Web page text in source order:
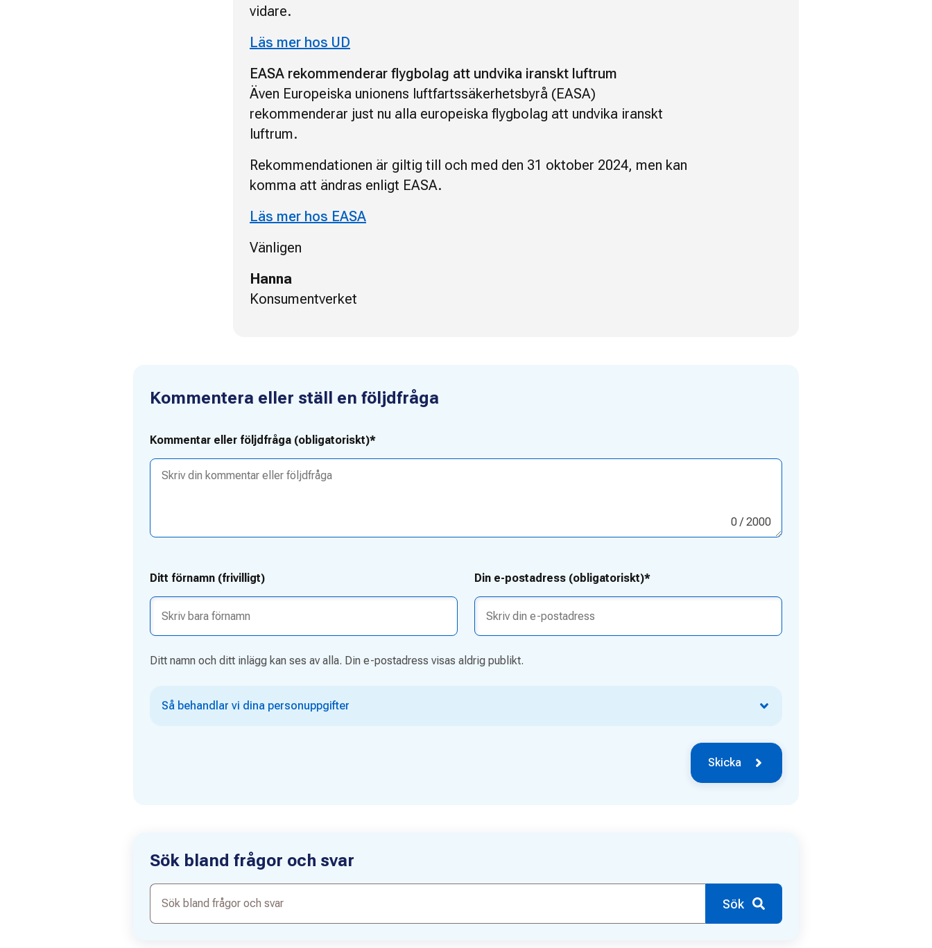
vidare.
Läs mer hos UD
EASA rekommenderar flygbolag att undvika iranskt luftrum
Även Europeiska unionens luftfartssäkerhetsbyrå (EASA)
rekommenderar just nu alla europeiska flygbolag att undvika iranskt
luftrum.
Rekommendationen är giltig till och med den 31 oktober 2024, men kan
komma att ändras enligt EASA.
Läs mer hos EASA
Vänligen
Hanna
Konsumentverket
Kommentera eller ställ en följdfråga
Kommentar eller följdfråga (obligatoriskt)*
0/ 2000
Ditt förnamn (frivilligt) Din e-postadress (obligatoriskt)*
Ditt namn och ditt inlägg kan ses av alla. Din e-postadress visas aldrig publikt.
Så behandlar vi dina personuppgifter
Skicka
Sök bland frågor och svar
Sök
bland
frågor
och
Sök